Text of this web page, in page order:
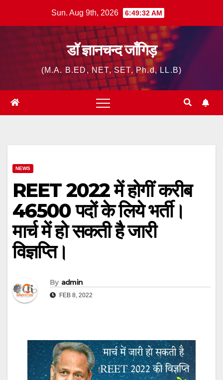
Sun. Aug 9th, 2026 6:49:33 AM
डॉ ज्ञानचन्द जाँगिड़
(M.A. B.ED, NET, SET, Ph.d, LL.B)
NEWS
REET 2022 में होगीं करीब
46500 पदों के लिये भर्ती।
मार्च में हो सकती है जारी
विज्ञप्ति।
By admin
FEB 8, 2022